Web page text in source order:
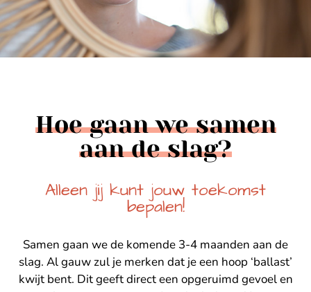
Hoe gaan we samen
aan de slag?
Alleen jij kunt jouw toekomst
bepalen!
Samen gaan we de komende 3-4 maanden aan de
slag. Al gauw zul je merken dat je een hoop ‘ballast’
kwijt bent. Dit geeft direct een opgeruimd gevoel en